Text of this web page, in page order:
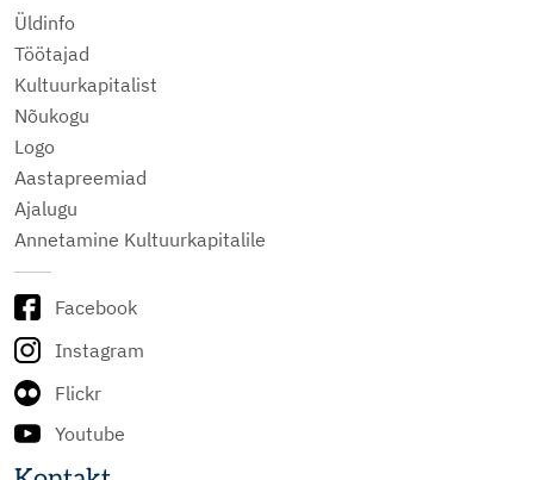
Üldinfo
Töötajad
Kultuurkapitalist
Nõukogu
Logo
Aastapreemiad
Ajalugu
Annetamine Kultuurkapitalile
Facebook
Instagram
Flickr
Youtube